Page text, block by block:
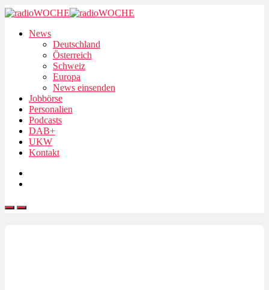
News
Deutschland
Österreich
Schweiz
Europa
News einsenden
Jobbörse
Personalien
Podcasts
DAB+
UKW
Kontakt